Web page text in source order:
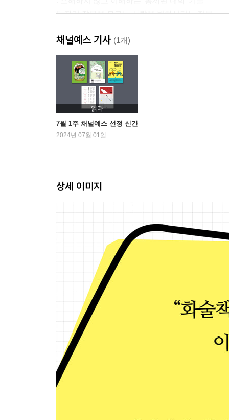
5. 자기 잘못을 모르는 사람을 변화시키는 질문
? 알아두면 좋은 보조기술 1. 때로는 유연하게 때로
: ‘다정한 대결’을 불사를 용기
2장 불리한 대화에서도 주도권을 가져오는 심리 게
워밍업 ‘너는 나쁘고 내가 맞다’는 금물
6. 상급자를 설득할 때 신뢰를 주는 법
7. 먼저 상대의 환심을 얻어라, 드러나지 않게
8. 왜 “그러나”의 뒤보다 앞에 오는 말에 집중해야
: “사실 저도 그렇게 생각했는데요…….”
10. “바로 그렇기 때문에”의 마법
: 반론은 잘 활용하면 나에게 유리하다
11. 기대를 저버리기 싫어하는 심리를 이용하는 법
: 원하는 것을 얻어내는 ‘얼터캐스팅’ 기술
12. 인간은 누구나 모순을 피하려는 심리가 있다
: 주장과 행동 사이의 모순을 공략하라
? 알아두면 좋은 보조기술 2. 대화를 방해하는 감
: ‘편도체 하이재킹’에서 벗어나기
3장 소모적인 논쟁에 휘말리지 않는 현명한 대화
채널예스 기사 (1개)
읽다
7월 1주 채널예스 선정 신간
2024년 07월 01일
상세 이미지